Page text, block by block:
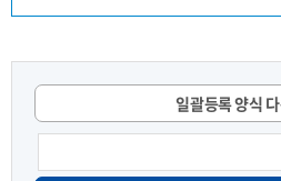
일괄등록 양식